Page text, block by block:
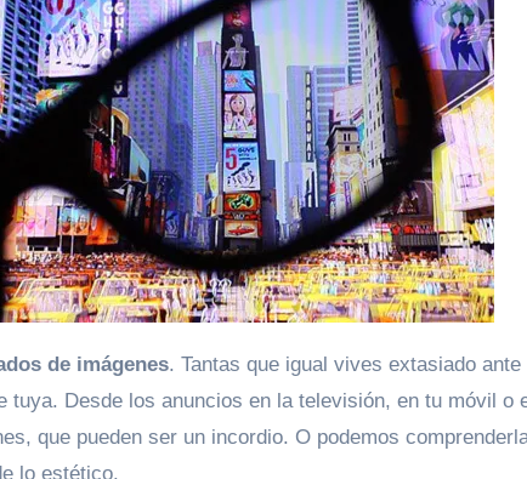
de imágenes. Tantas que igual vives extasiado ante
tuya. Desde los anuncios en la televisión, en tu móvil o
que pueden ser un incordio. O podemos
lo estético.